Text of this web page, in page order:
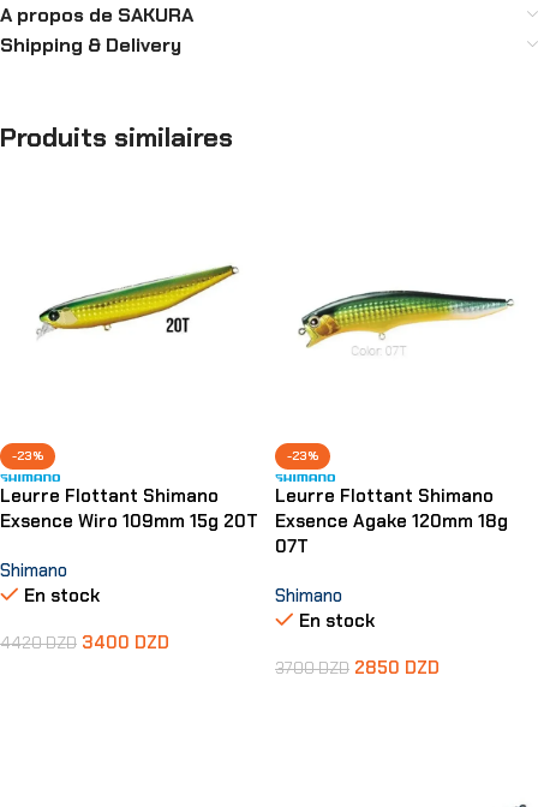
A propos de SAKURA
Shipping & Delivery
Produits similaires
-23%
Leurre Flottant Shimano
Exsence Wiro 109mm 15g 20T
Shimano
En stock
4420DZD 3400 DZD
-23%
Leurre Flottant Shimano
Exsence Agake 120mm 18g
07T
Shimano
En stock
3700DZD 2850 DZD